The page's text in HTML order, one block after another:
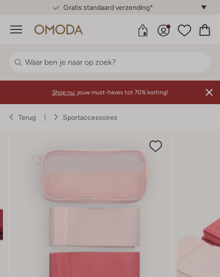
Gratis standaard verzending*
Menu
Shop nu: jouw must-haves tot 70% korting!
Terug Sportaccessoires